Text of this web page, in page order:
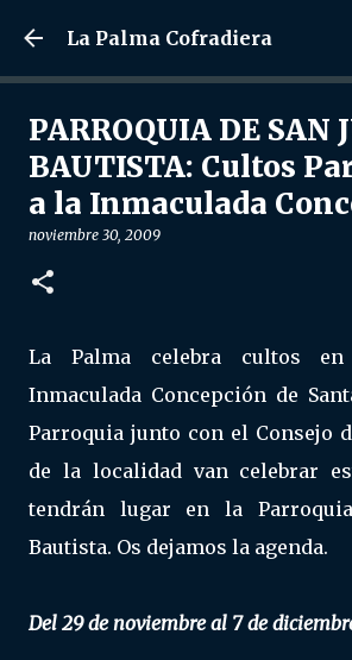
Ir al contenido
La Palma Cofradiera
PARROQUIA DE SAN
BAUTISTA: Cultos
a la Inmaculada
noviembre 30, 2009
La Palma celebra cultos
Inmaculada Concepción de
Parroquia junto con el Consejo
de la localidad van celebrar
tendrán lugar en la
Bautista. Os dejamos la agenda.
Del 29 de noviembre al 7 de